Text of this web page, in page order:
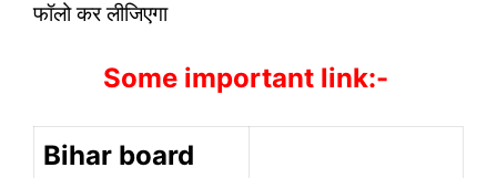
फॉलो कर लीजिएगा
Some important link:-
Bihar board